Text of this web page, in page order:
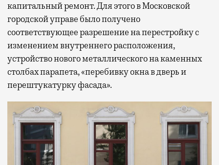
капитальный ремонт. Для этого в Московской
городской управе было получено
соответствующее разрешение на перестройку с
изменением внутреннего расположения,
устройство нового металлического на каменных
столбах парапета, «перебивку окна в дверь и
перештукатурку фасада».